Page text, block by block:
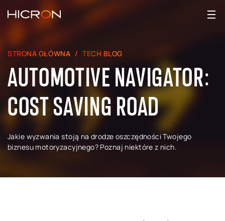
STRONA GŁÓWNA TECH BLOG
AUTOMOTIVE NAVIGATOR:
COST SAVING ROAD
Jakie wyzwania stoją na drodze oszczędności Twojego
biznesu motoryzacyjnego? Poznaj niektóre z nich.